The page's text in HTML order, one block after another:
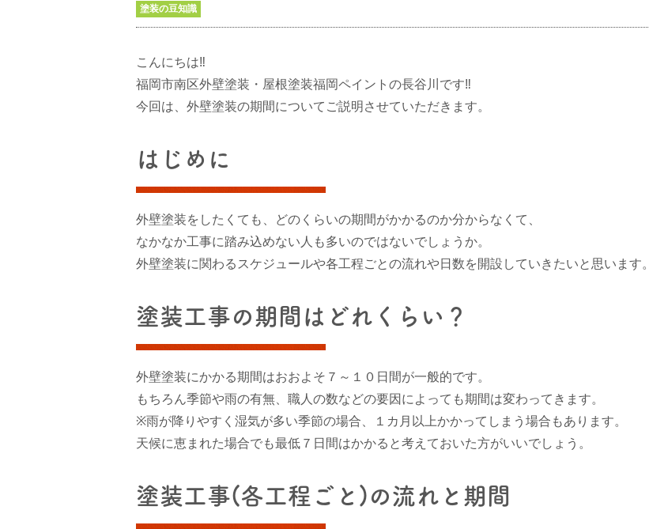
塗装の豆知識
こんにちは‼
福岡市南区外壁塗装・屋根塗装福岡ペイントの長谷川です‼
今回は、外壁塗装の期間についてご説明させていただきます。
はじめに
外壁塗装をしたくても、どのくらいの期間がかかるのか分からなくて、
なかなか工事に踏み込めない人も多いのではないでしょうか。
外壁塗装に関わるスケジュールや各工程ごとの流れや日数を開設していきたいと思います。
塗装工事の期間はどれくらい？
外壁塗装にかかる期間はおおよそ７～１０日間が一般的です。
もちろん季節や雨の有無、職人の数などの要因によっても期間は変わってきます。
※雨が降りやすく湿気が多い季節の場合、１カ月以上かかってしまう場合もあります。
天候に恵まれた場合でも最低７日間はかかると考えておいた方がいいでしょう。
塗装工事(各工程ごと)の流れと期間